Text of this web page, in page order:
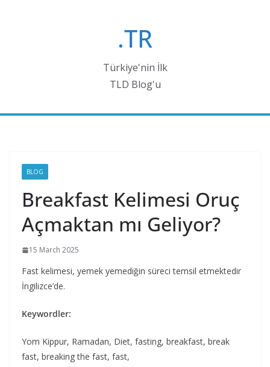
.TR
Türkiye'nin İlk
TLD Blog'u
BLOG
Breakfast Kelimesi Oruç
Açmaktan mı Geliyor?
15 March 2025
Fast kelimesi, yemek yemediğin süreci temsil etmektedir
İngilizce’de.
Keywordler:
Yom Kippur, Ramadan, Diet, fasting, breakfast, break
fast, breaking the fast, fast,